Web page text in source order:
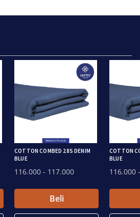
COTTON COMBED 28S DENIM
BLUE
116.000 - 117.000
Beli
COTTON
BLUE
116.000